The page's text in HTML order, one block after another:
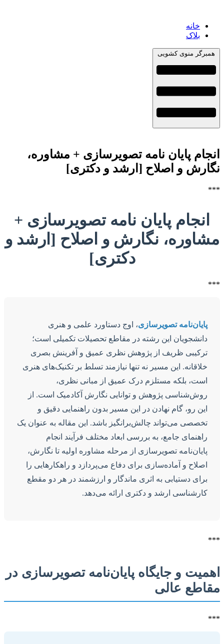
خانه
بلاک
همبرگر منوی کشویی
انجام پایان نامه تصویرسازی + مشاوره،
نگارش و اصلاح [ارشد و دکتری]
***
انجام پایان نامه تصویرسازی +
مشاوره، نگارش و اصلاح [ارشد و
دکتری]
***
پایان‌نامه تصویرسازی، اوج دستاورد علمی و هنری
دانشجویان این رشته در مقاطع تحصیلات تکمیلی است؛
ترکیبی ظریف از پژوهش نظری عمیق و آفرینش بصری
خلاقانه. این مسیر نه تنها نیازمند تسلط بر تکنیک‌های هنری
است، بلکه مستلزم درک عمیق از مبانی نظری،
روش‌شناسی پژوهش و توانایی نگارش آکادمیک است. از
این رو، گام نهادن در این مسیر بدون راهنمایی دقیق و
تخصصی می‌تواند چالش‌برانگیز باشد. این مقاله به عنوان یک
راهنمای جامع، به بررسی ابعاد مختلف فرآیند انجام
پایان‌نامه تصویرسازی از مرحله مشاوره اولیه تا نگارش،
اصلاح و آماده‌سازی برای دفاع می‌پردازد و راهکارهایی را
برای دستیابی به اثری ماندگار و ارزشمند در هر دو مقطع
کارشناسی ارشد و دکتری ارائه می‌دهد.
***
اهمیت و جایگاه پایان‌نامه تصویرسازی در
مقاطع عالی
***